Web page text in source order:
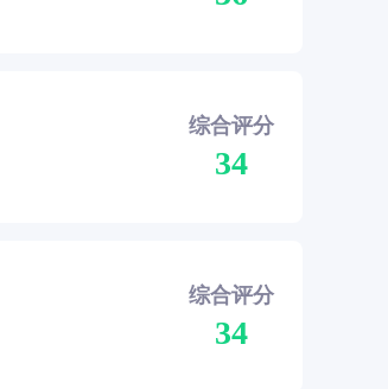
综合评分
34
综合评分
34